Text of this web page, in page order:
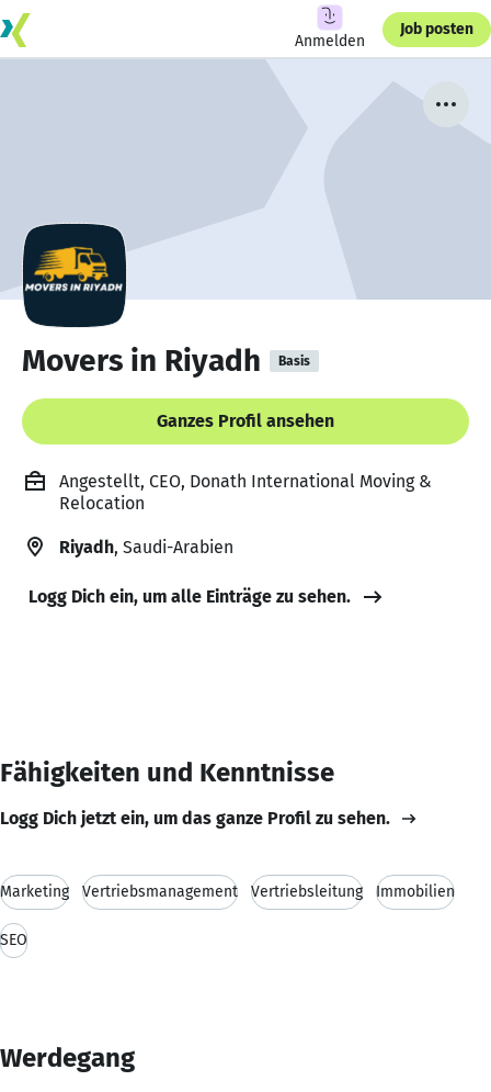
Anmelden
Job posten
Movers in Riyadh Basis
Ganzes Profil ansehen
Angestellt, CEO, Donath International Moving &
Relocation
Riyadh, Saudi-Arabien
Logg Dich ein, um alle Einträge zu sehen.
Fähigkeiten und Kenntnisse
Logg Dich jetzt ein, um das ganze Profil zu sehen.
Marketing Vertriebsmanagement Vertriebsleitung Immobilien
SEO
Werdegang